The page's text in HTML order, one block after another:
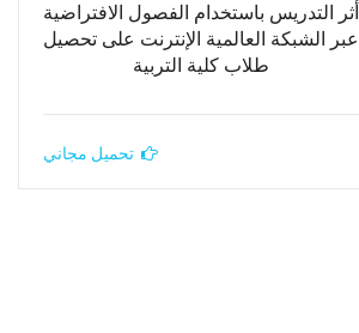
أثر التدريس باستخدام الفصول الافتراضية
عبر الشبكة العالمية الإنترنت على تحصيل
طلاب كلية التربية
تحميل مجاني